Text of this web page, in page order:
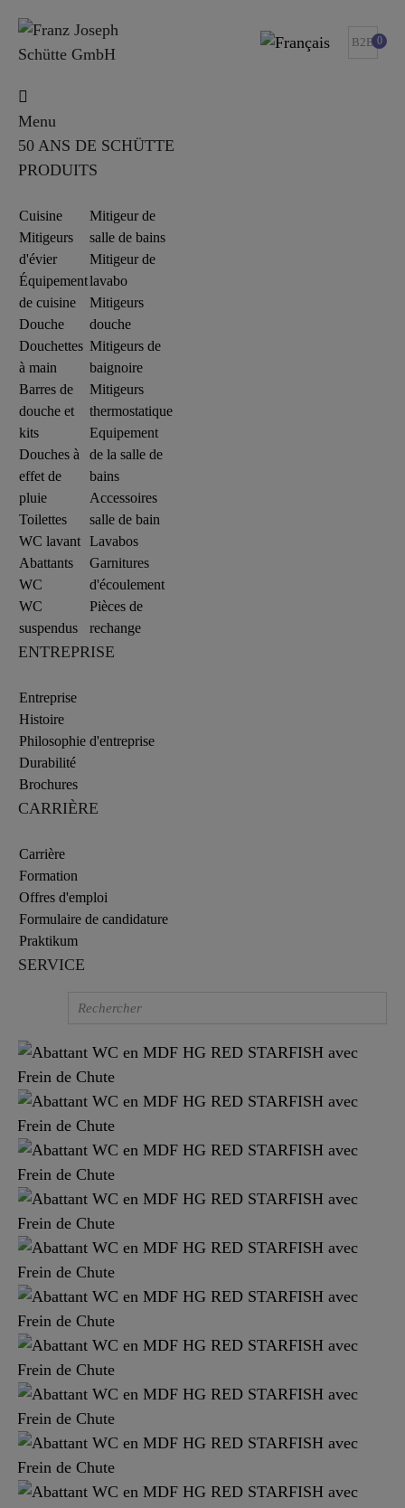
B2B 0
Menu
50 ANS DE SCHÜTTE
PRODUITS
Cuisine
Mitigeurs
d'évier
Équipement
de cuisine
Douche
Douchettes
à main
Barres de
douche et
kits
Douches à
effet de
pluie
Toilettes
WC lavant
Abattants
WC
WC
suspendus
Mitigeur de
salle de bains
Mitigeur de
lavabo
Mitigeurs
douche
Mitigeurs de
baignoire
Mitigeurs
thermostatique
Equipement
de la salle de
bains
Accessoires
salle de bain
Lavabos
Garnitures
d'écoulement
Pièces de
rechange
ENTREPRISE
Entreprise
Histoire
Philosophie d'entreprise
Durabilité
Brochures
CARRIÈRE
Carrière
Formation
Offres d'emploi
Formulaire de candidature
Praktikum
SERVICE